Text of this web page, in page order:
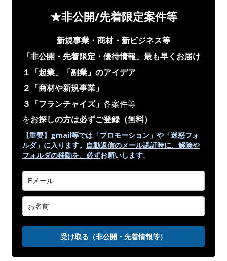
★非公開/先着限定案件等
新規事業・商材・新ビジネス等
「非公開・先着限定・優待情報」 最も早くお届け
１「起業」「副業」のアイデア
２「商材や新規事業」
３「フランチャイズ」 各案件等
をお探しの方は必ずご登録（無料）
【重要】gmail等では「プロモーション」や 「迷惑フォ
ルダ」 に入ります。 自動返信のメール認証時に、解除や
フォルダの移動を、 必ずお願いします。
受け取る（非公開・先着情報等）